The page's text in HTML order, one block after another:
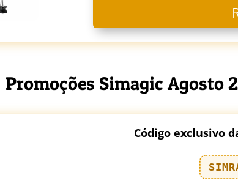
Promoções Simagic Agosto
Código exclusivo